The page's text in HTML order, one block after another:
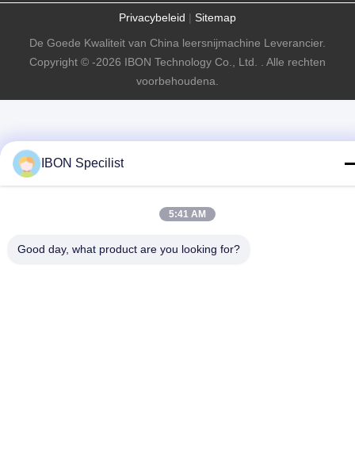
Privacybeleid | Sitemap
De Goede Kwaliteit van China leersnijmachine Leverancier.
Copyright © -2026 IBON Technology Co., Ltd. . Alle rechten
voorbehoudena.
IBON Specilist
5:41 AM
Good day, what product are you looking for?